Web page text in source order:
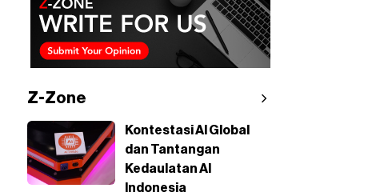
Z-Zone
Kontestasi AI Global
dan Tantangan
Kedaulatan AI
Indonesia